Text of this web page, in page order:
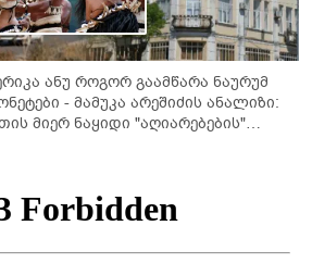
ანუ როგორ გაამწარა ნაურუმ
- მამუკა არეშიძის ანალიზი:
მიერ ნაყიდი "აღიარებების"